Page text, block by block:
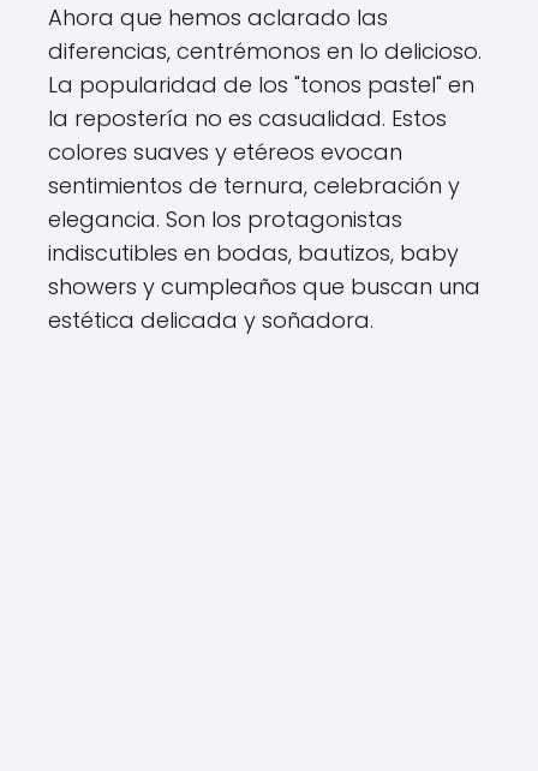
Ahora que hemos aclarado las
diferencias, centrémonos en lo delicioso.
La popularidad de los "tonos pastel" en
la repostería no es casualidad. Estos
colores suaves y etéreos evocan
sentimientos de ternura, celebración y
elegancia. Son los protagonistas
indiscutibles en bodas, bautizos, baby
showers y cumpleaños que buscan una
estética delicada y soñadora.